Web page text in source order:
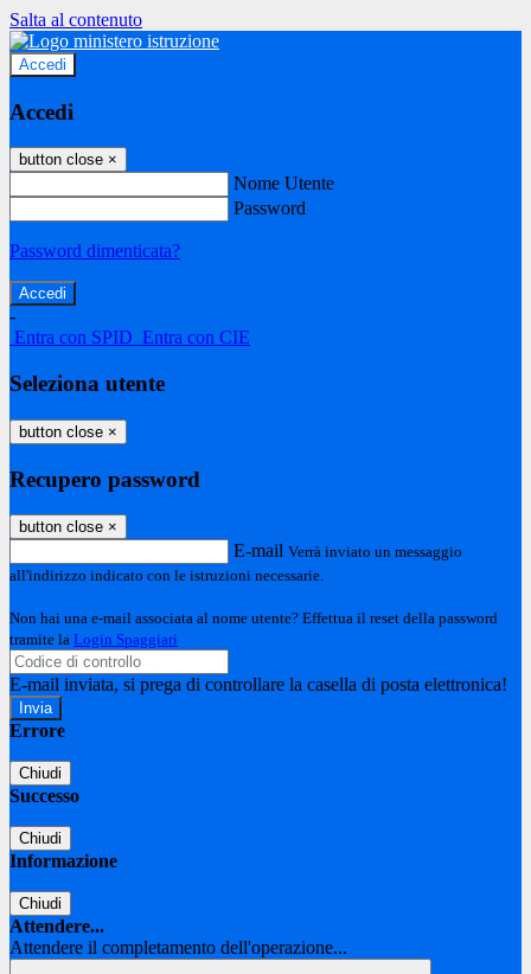
Salta al contenuto
Accedi
Accedi
button close ×
Nome Utente
Password
Password dimenticata?
-
Entra con SPID Entra con CIE
Seleziona utente
button close ×
Recupero password
button close ×
E-mail Verrà inviato un messaggio
all'indirizzo indicato con le istruzioni necessarie.
Non hai una e-mail associata al nome utente? Effettua il reset della password
tramite la Login Spaggiari
E-mail inviata, si prega di controllare la casella di posta elettronica!
Errore
Chiudi
Successo
Chiudi
Informazione
Chiudi
Attendere...
Attendere il completamento dell'operazione...